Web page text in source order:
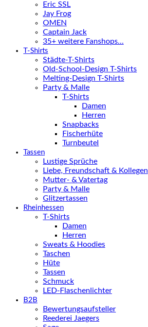
Eric SSL
Jay Frog
OMEN
Captain Jack
35+ weitere Fanshops…
T-Shirts
Städte-T-Shirts
Old-School-Design T-Shirts
Melting-Design T-Shirts
Party & Malle
T-Shirts
Damen
Herren
Snapbacks
Fischerhüte
Turnbeutel
Tassen
Lustige Sprüche
Liebe, Freundschaft & Kollegen
Mutter- & Vatertag
Party & Malle
Glitzertassen
Rheinhessen
T-Shirts
Damen
Herren
Sweats & Hoodies
Taschen
Hüte
Tassen
Schmuck
LED-Flaschenlichter
B2B
Bewertungsaufsteller
Reederei Jaegers